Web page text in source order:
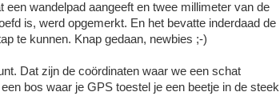
een wandelpad aangeeft en twee millimeter van de
is, werd opgemerkt. En het bevatte inderdaad de
te kunnen. Knap gedaan, newbies ;-)
Dat zijn de coördinaten waar we een schat
bos waar je GPS toestel je een beetje in de steek